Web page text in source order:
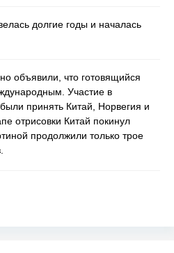
долгие годы и началась
объявили, что готовящийся
Участие в
принять Китай, Норвегия и
отрисовки Китай покинул
продолжили только трое